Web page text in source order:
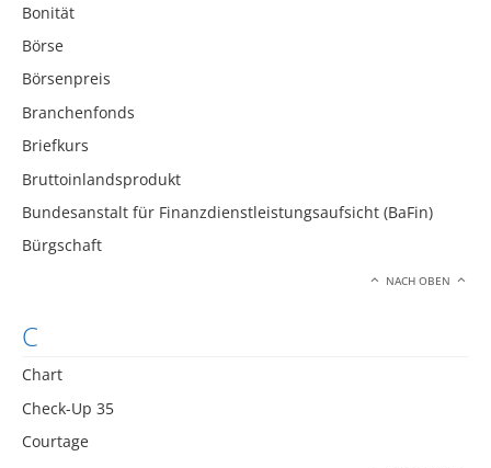
Bonität
Börse
Börsenpreis
Branchenfonds
Briefkurs
Bruttoinlandsprodukt
Bundesanstalt für Finanzdienstleistungsaufsicht (BaFin)
Bürgschaft
NACH OBEN
C
Chart
Check-Up 35
Courtage